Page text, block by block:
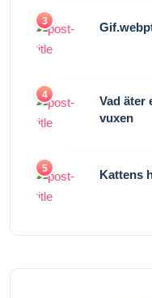
3
4
Vad äter
vuxen
5 Kattens